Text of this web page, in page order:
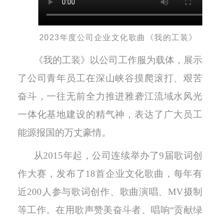
2023年度公司企业文化歌曲《我的工装》
《我的工装》以公司工作服为载体，展示
了公司青年员工在深山峡谷摸爬滚打、艰苦
奋斗，一往无前全力推进雅砻江流域水风光
一体化基地建设的精气神，表达了广大员工
能源报国的万丈豪情。
从2015年起，公司连续举办了9届歌词创
作大赛，发布了18首企业文化歌曲，每年有
近200人参与歌词创作、歌曲演唱、MV摄制
等工作。在用歌声赞美奋斗者、唱响“贡献绿